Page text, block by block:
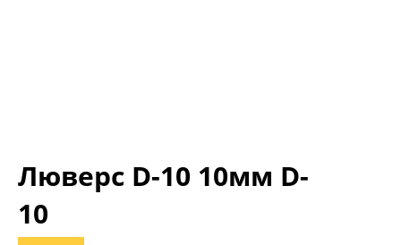
Люверс D-10 10мм D-
10